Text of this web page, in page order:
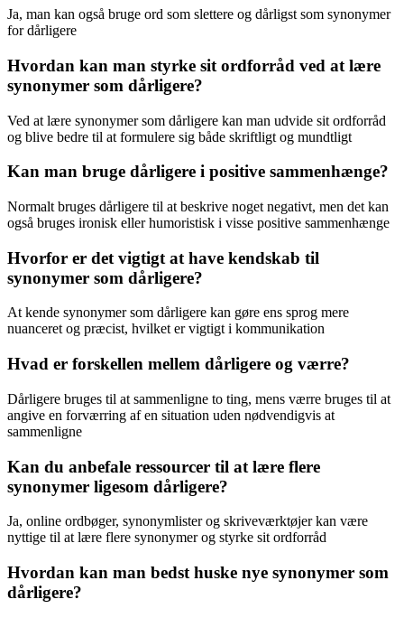
Ja, man kan også bruge ord som slettere og dårligst som synonymer
for dårligere
Hvordan kan man styrke sit ordforråd ved at lære
synonymer som dårligere?
Ved at lære synonymer som dårligere kan man udvide sit ordforråd
og blive bedre til at formulere sig både skriftligt og mundtligt
Kan man bruge dårligere i positive sammenhænge?
Normalt bruges dårligere til at beskrive noget negativt, men det kan
også bruges ironisk eller humoristisk i visse positive sammenhænge
Hvorfor er det vigtigt at have kendskab til
synonymer som dårligere?
At kende synonymer som dårligere kan gøre ens sprog mere
nuanceret og præcist, hvilket er vigtigt i kommunikation
Hvad er forskellen mellem dårligere og værre?
Dårligere bruges til at sammenligne to ting, mens værre bruges til at
angive en forværring af en situation uden nødvendigvis at
sammenligne
Kan du anbefale ressourcer til at lære flere
synonymer ligesom dårligere?
Ja, online ordbøger, synonymlister og skriveværktøjer kan være
nyttige til at lære flere synonymer og styrke sit ordforråd
Hvordan kan man bedst huske nye synonymer som
dårligere?